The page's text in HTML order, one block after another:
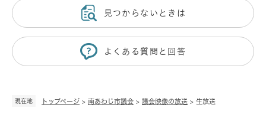
現在地 トップページ > 南あわじ市議会 > 議会映像の放送 > 生放送
見つからないときは
よくある質問と回答